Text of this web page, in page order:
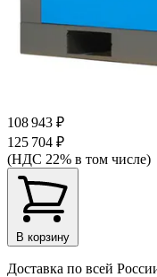
108 943 ₽
125 704 ₽
(НДС 22% в том числе)
В корзину
Доставка по всей